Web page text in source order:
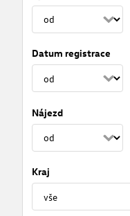
Datum registrace
Nájezd
Kraj